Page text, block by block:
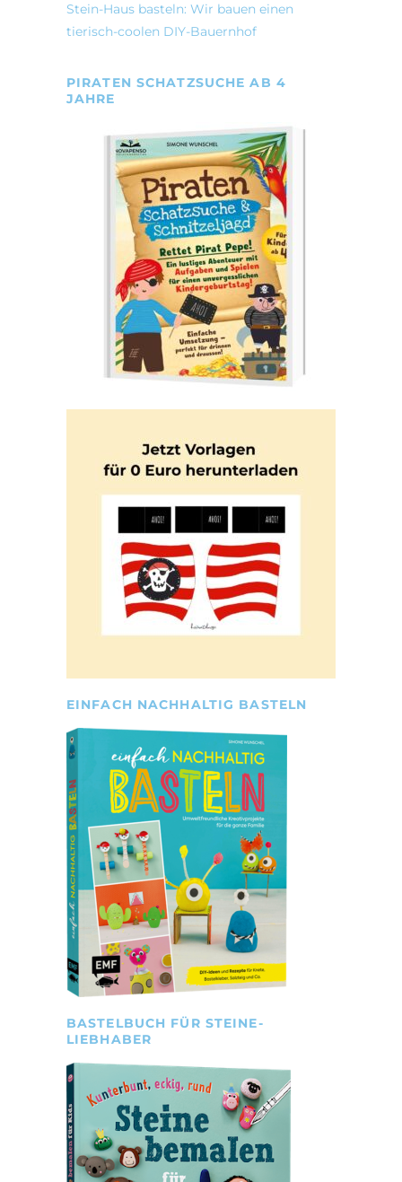
Stein-Haus basteln: Wir bauen einen
tierisch-coolen DIY-Bauernhof
PIRATEN SCHATZSUCHE AB 4
JAHRE
EINFACH NACHHALTIG BASTELN
BASTELBUCH FÜR STEINE-
LIEBHABER